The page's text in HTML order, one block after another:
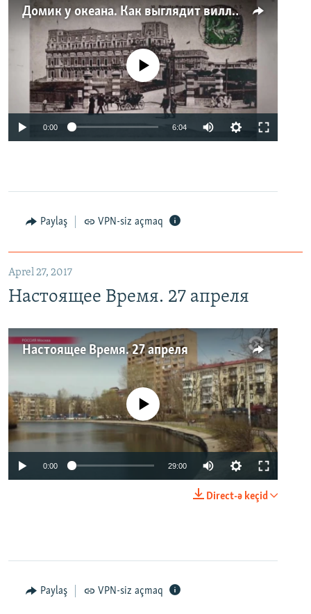
Домик у океана. Как выглядит вилла для Людмилы Путиной – репортаж с юга Франции
No media source currently available
0:00 6:04
Paylaş VPN-siz açmaq
Aprel 27, 2017
Настоящее Время. 27 апреля
Настоящее Время. 27 апреля
No media source currently available
0:00 29:00
Direct-ə keçid
Paylaş VPN-siz açmaq